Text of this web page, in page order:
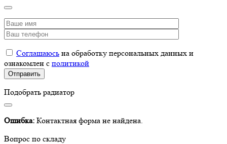
Соглашаюсь на обработку персональных данных и
ознакомлен с политикой
Подобрать радиатор
Ошибка: Контактная форма не найдена.
Вопрос по складу